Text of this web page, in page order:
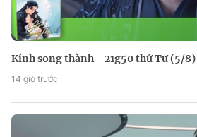
Kính song thành - 21g50 thứ Tư (5/
14 giờ trước